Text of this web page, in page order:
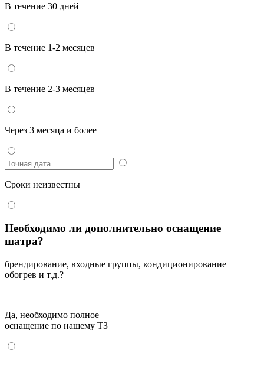
В течение 30 дней
В течение 1-2 месяцев
В течение 2-3 месяцев
Через 3 месяца и более
Сроки неизвестны
Необходимо ли дополнительно оснащение
шатра?
брендирование, входные группы, кондиционирование
обогрев и т.д.?
Да, необходимо полное
оснащение по нашему ТЗ